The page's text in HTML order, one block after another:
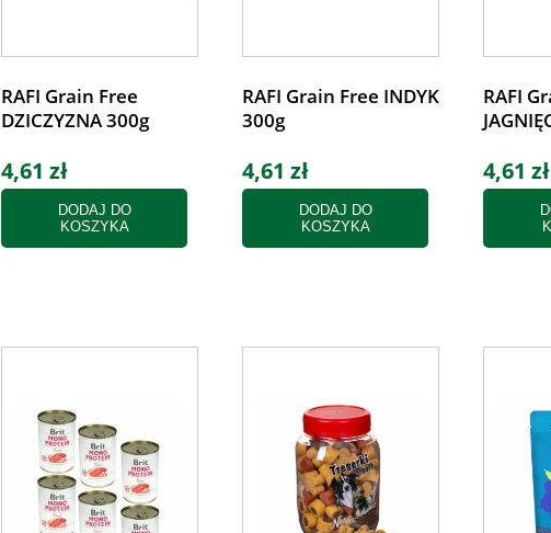
RAFI Grain Free
DZICZYZNA 300g
4,61 zł
DODAJ DO
KOSZYKA
RAFI Grain Free INDYK
300g
4,61 zł
DODAJ DO
KOSZYKA
RAFI
4,61 zł